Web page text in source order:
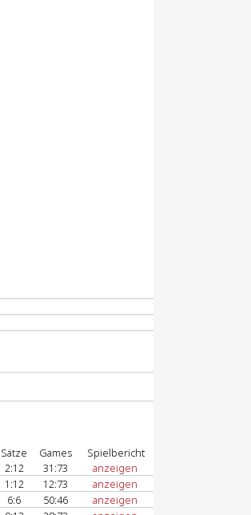
Sätze Games
Spielbericht
2:12 31:73
anzeigen
1:12 12:73
anzeigen
6:6 50:46
anzeigen